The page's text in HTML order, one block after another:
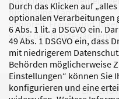
Durch das Klicken auf
optionalen Verarbeitungen
6 Abs. 1 lit. a DSGVO ein.
49 Abs. 1 DSGVO ein, dass
mit niedrigerem
Behörden möglicherweise
Einstellungen“ können Sie
konfigurieren und eine
für Bildung, Familie,
Senioren, Frauen und
sowie den Bundesländern.